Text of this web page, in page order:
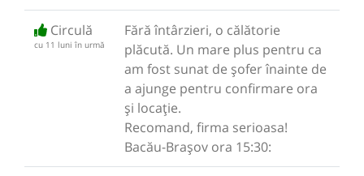
Circulă
cu 11 luni în urmă
Fără întârzieri, o călătorie
plăcută. Un mare plus pentru ca
am fost sunat de șofer înainte de
a ajunge pentru confirmare ora
și locație.
Recomand, firma serioasa!
Bacău-Brașov ora 15:30: